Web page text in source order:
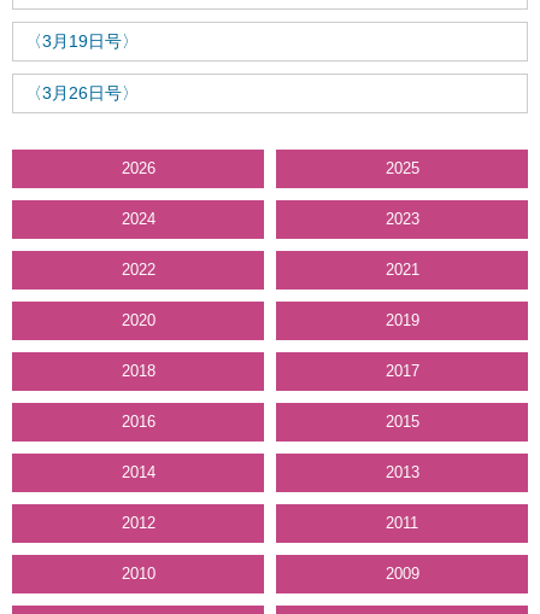
〈3月19日号〉
〈3月26日号〉
2026 2025
2024 2023
2022 2021
2020 2019
2018 2017
2016 2015
2014 2013
2012 2011
2010 2009